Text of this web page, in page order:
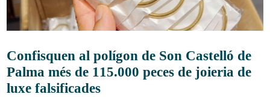
Confisquen al polígon de Son Castelló de
Palma més de 115.000 peces de joieria de
luxe falsificades